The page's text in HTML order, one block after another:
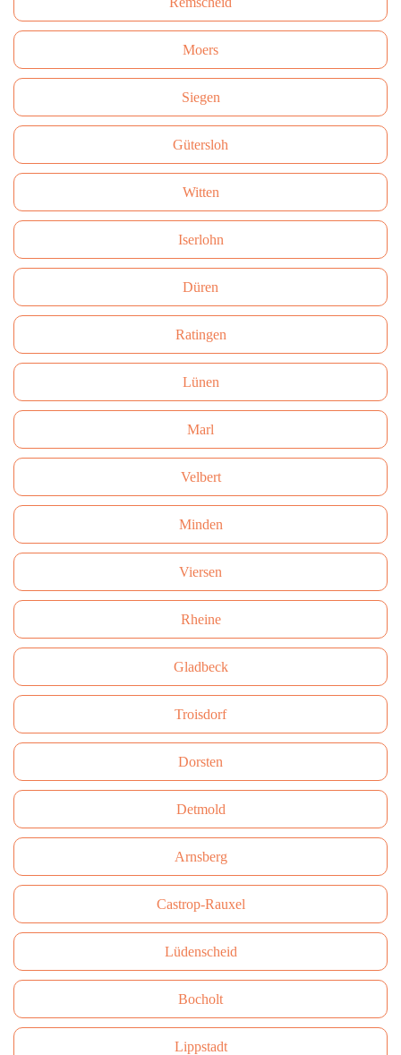
Moers
Siegen
Gütersloh
Witten
Iserlohn
Düren
Ratingen
Lünen
Marl
Velbert
Minden
Viersen
Rheine
Gladbeck
Troisdorf
Dorsten
Detmold
Arnsberg
Castrop-Rauxel
Lüdenscheid
Bocholt
Lippstadt